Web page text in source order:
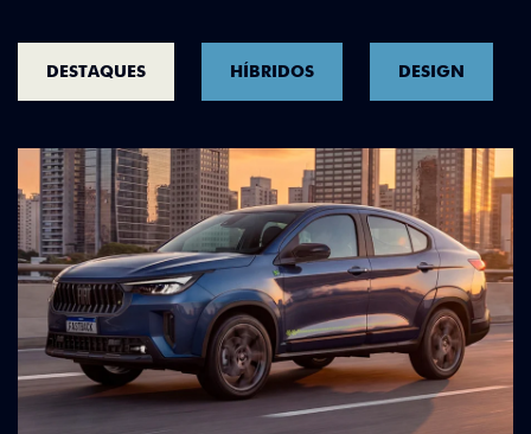
DESTAQUES HÍBRIDOS DESIGN
DESIGN QUE SE DESTACA